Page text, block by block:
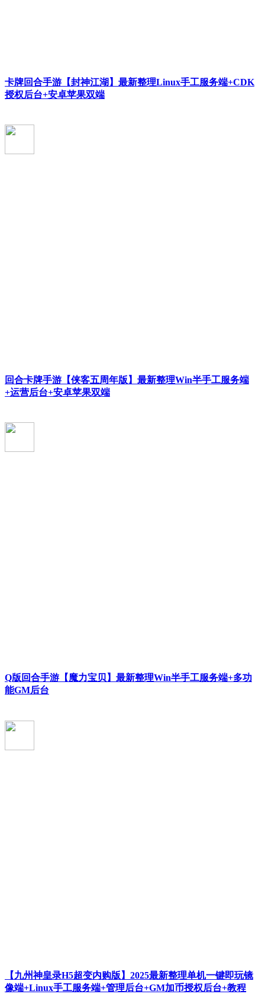
卡牌回合手游【封神江湖】最新整理Linux手工服务端+CDK
授权后台+安卓苹果双端
回合卡牌手游【侠客五周年版】最新整理Win半手工服务端
+运营后台+安卓苹果双端
Q版回合手游【魔力宝贝】最新整理Win半手工服务端+多功
能GM后台
【九州神皇录H5超变内购版】2025最新整理单机一键即玩镜
像端+Linux手工服务端+管理后台+GM加币授权后台+教程